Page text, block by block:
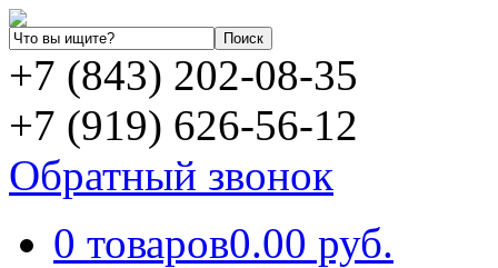
+7 (843) 202-08-35
+7 (919) 626-56-12
Обратный звонок
0 товаров0.00 руб.